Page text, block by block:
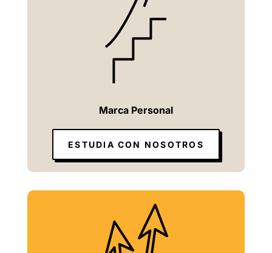
Marca Personal
ESTUDIA CON NOSOTROS